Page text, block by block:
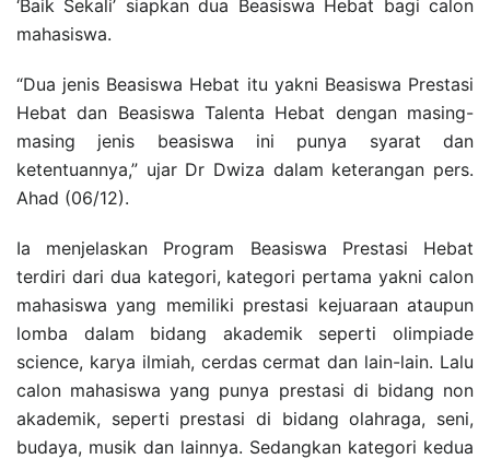
‘Baik Sekali’ siapkan dua Beasiswa Hebat bagi calon
mahasiswa.
“Dua jenis Beasiswa Hebat itu yakni Beasiswa Prestasi
Hebat dan Beasiswa Talenta Hebat dengan masing-
masing jenis beasiswa ini punya syarat dan
ketentuannya,” ujar Dr Dwiza dalam keterangan pers.
Ahad (06/12).
Ia menjelaskan Program Beasiswa Prestasi Hebat
terdiri dari dua kategori, kategori pertama yakni calon
mahasiswa yang memiliki prestasi kejuaraan ataupun
lomba dalam bidang akademik seperti olimpiade
science, karya ilmiah, cerdas cermat dan lain-lain. Lalu
calon mahasiswa yang punya prestasi di bidang non
akademik, seperti prestasi di bidang olahraga, seni,
budaya, musik dan lainnya. Sedangkan kategori kedua